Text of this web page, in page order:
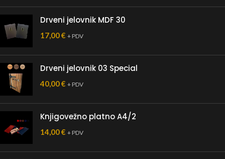
Drveni jelovnik MDF 30
17,00€ + PDV
Drveni jelovnik 03 Special
40,00€ + PDV
Knjigovežno platno A4/2
14,00€ + PDV